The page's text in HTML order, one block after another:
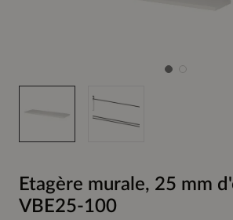
Etagère murale, 25 mm
VBE25-100